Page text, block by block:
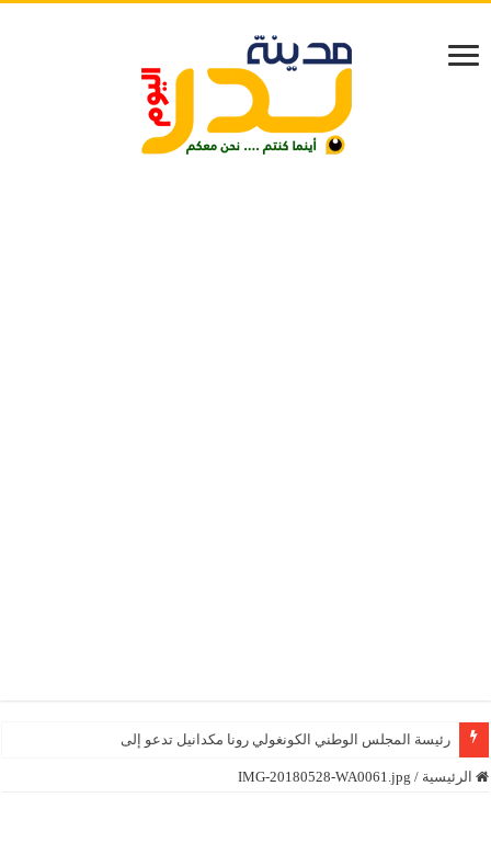
رئيسة المجلس الوطني الكونغولي رونا مكدانيل تدعو إلى التحلي بالصب
الرئيسية /
IMG-20180528-WA0061.jpg